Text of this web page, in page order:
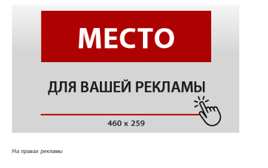
На правах рекламы